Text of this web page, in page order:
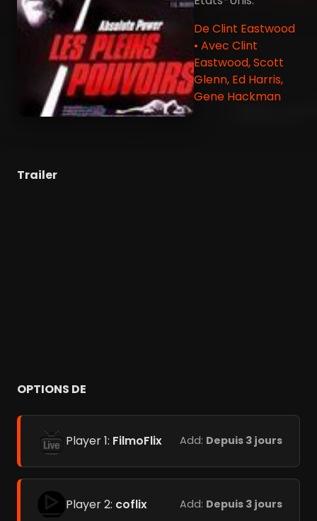
De Clint Eastwood
• Avec Clint
Eastwood, Scott
Glenn, Ed Harris,
Gene Hackman
Trailer
OPTIONS DE
Player 1: FilmoFlix Add: Depuis 3 jours
Player 2: coflix Add: Depuis 3 jours